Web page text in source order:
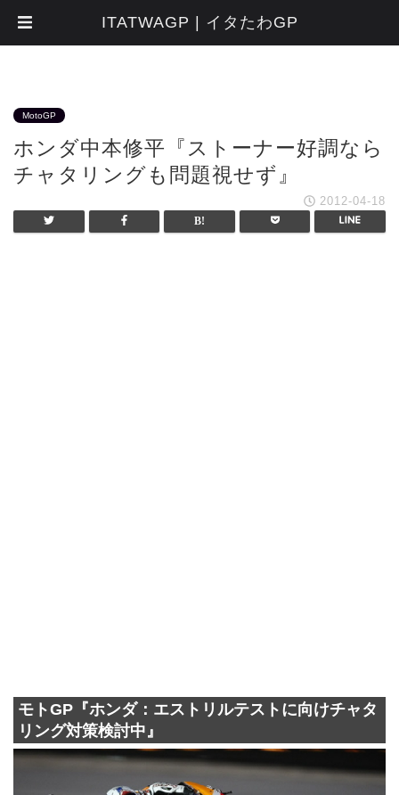
MotoGP
ホンダ中本修平『ストーナー好調なら
チャタリングも問題視せず』
2012-04-18
モトGP『ホンダ：エストリルテストに向けチャタ
リング対策検討中』
ITATWAGP | イタたわGP